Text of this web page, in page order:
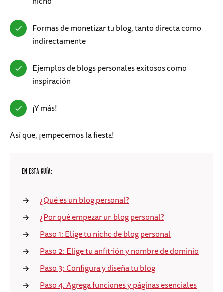
Formas de monetizar tu blog, tanto directa como
indirectamente
Ejemplos de blogs personales exitosos como
inspiración
¡Y más!
Así que, ¡empecemos la fiesta!
EN ESTA GUÍA:
¿Qué es un blog personal?
¿Por qué empezar un blog personal?
Paso 1: Elige tu nicho de blog personal
Paso 2: Elige tu anfitrión y nombre de dominio
Paso 3: Configura y diseña tu blog
Paso 4. Agrega funciones y páginas esenciales